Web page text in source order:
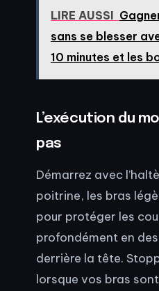
LIRE AUSSI
sans se blesser
10 minutes et les
L’exécution du
pas
Démarrez avec
poitrine, les bras
pour protéger les
profondément en
derrière la tête.
lorsque vos bras